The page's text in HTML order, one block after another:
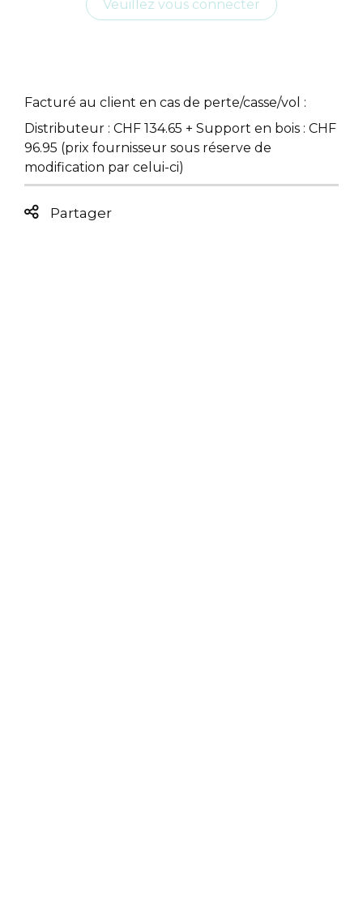
Facturé au client en cas de perte/casse/vol :
Distributeur : CHF 134.65 + Support en bois : CHF
96.95 (prix fournisseur sous réserve de
modification par celui-ci)
Partager